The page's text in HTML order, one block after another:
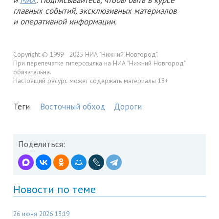
главных событий, эксклюзивных материалов
и оперативной информации.
Copyright © 1999—2025 НИА "Нижний Новгород".
При перепечатке гиперссылка на НИА "Нижний Новгород"
обязательна.
Настоящий ресурс может содержать материалы 18+
Теги: Восточный обход Дороги
Поделиться:
Новости по теме
26 июня 2026 13:19